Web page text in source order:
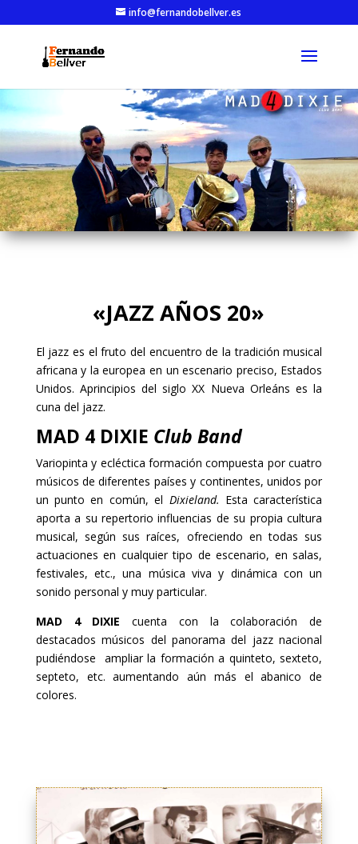
info@fernandobellver.es
«JAZZ AÑOS 20»
El jazz es el fruto del encuentro de la tradición musical
africana y la europea en un escenario preciso, Estados
Unidos. Aprincipios del siglo XX Nueva Orleáns es la
cuna del jazz.
MAD 4 DIXIE Club Band
Variopinta y ecléctica formación compuesta por cuatro
músicos de diferentes países y continentes, unidos por
un punto en común, el Dixieland. Esta característica
aporta a su repertorio influencias de su propia cultura
musical, según sus raíces, ofreciendo en todas sus
actuaciones en cualquier tipo de escenario, en salas,
festivales, etc., una música viva y dinámica con un
sonido personal y muy particular.
MAD 4 DIXIE cuenta con la colaboración de
destacados músicos del panorama del jazz nacional
pudiéndose ampliar la formación a quinteto, sexteto,
septeto, etc. aumentando aún más el abanico de
colores.